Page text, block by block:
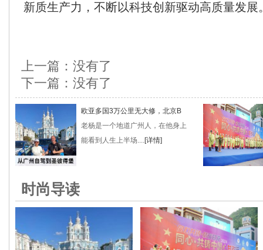
新质生产力，不断以科技创新驱动高质量发展
上一篇：没有了
下一篇：没有了
欧亚多国3万公里无大修，北京B
老杨是一个地道广州人，在他身上
能看到人生上半场....[详情]
时尚导读